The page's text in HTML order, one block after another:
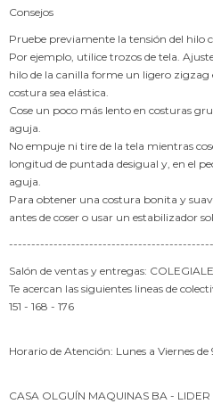
Consejos
Pruebe previamente la tensión del hilo
Por ejemplo, utilice trozos de tela.
hilo de la canilla forme un ligero zigzag
costura sea elástica.
Cose un poco más lento en costuras
aguja.
No empuje ni tire de la tela mientras
longitud de puntada desigual y, en el
aguja.
Para obtener una costura bonita y
antes de coser o usar un estabilizador
Salón de ventas y entregas:
Te acercan las siguientes lineas de
151 - 168 - 176
Horario de Atención: Lunes a Viernes de
CASA OLGUÍN MAQUINAS BA -